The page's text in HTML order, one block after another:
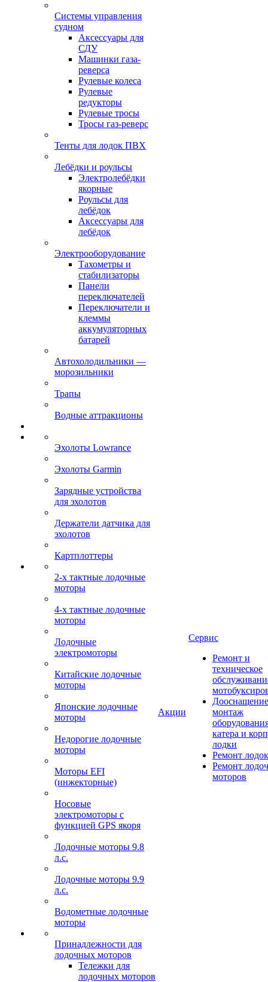
Системы управления
судном
Аксессуары для
СДУ
Машинки газа-
реверса
Рулевые колеса
Рулевые
редукторы
Рулевые тросы
Тросы газ-реверс
Тенты для лодок ПВХ
Лебёдки и роульсы
Электролебёдки
якорные
Роульсы для
лебёдок
Аксессуары для
лебёдок
Электрооборудование
Тахометры и
стабилизаторы
Панели
переключателей
Переключатели и
клеммы
аккумуляторных
батарей
Автохолодильники —
морозильники
Трапы
Водные аттракционы
Эхолоты Lowrance
Эхолоты Garmin
Зарядные устройства
для эхолотов
Держатели датчика для
эхолотов
Картплоттеры
2-х тактные лодочные
моторы
4-х тактные лодочные
моторы
Лодочные
электромоторы
Китайские лодочные
моторы
Японские лодочные
моторы
Недорогие лодочные
моторы
Моторы EFI
(инжекторные)
Носовые
электромоторы с
функцией GPS якоря
Лодочные моторы 9.8
л.с.
Лодочные моторы 9.9
л.с.
Водометные лодочные
моторы
Принадлежности для
лодочных моторов
Тележки для
лодочных моторов
Акции
Сервис
Ремонт и
техническое
монтаж
катера и
лодки
Ремонт
Ремонт
моторов